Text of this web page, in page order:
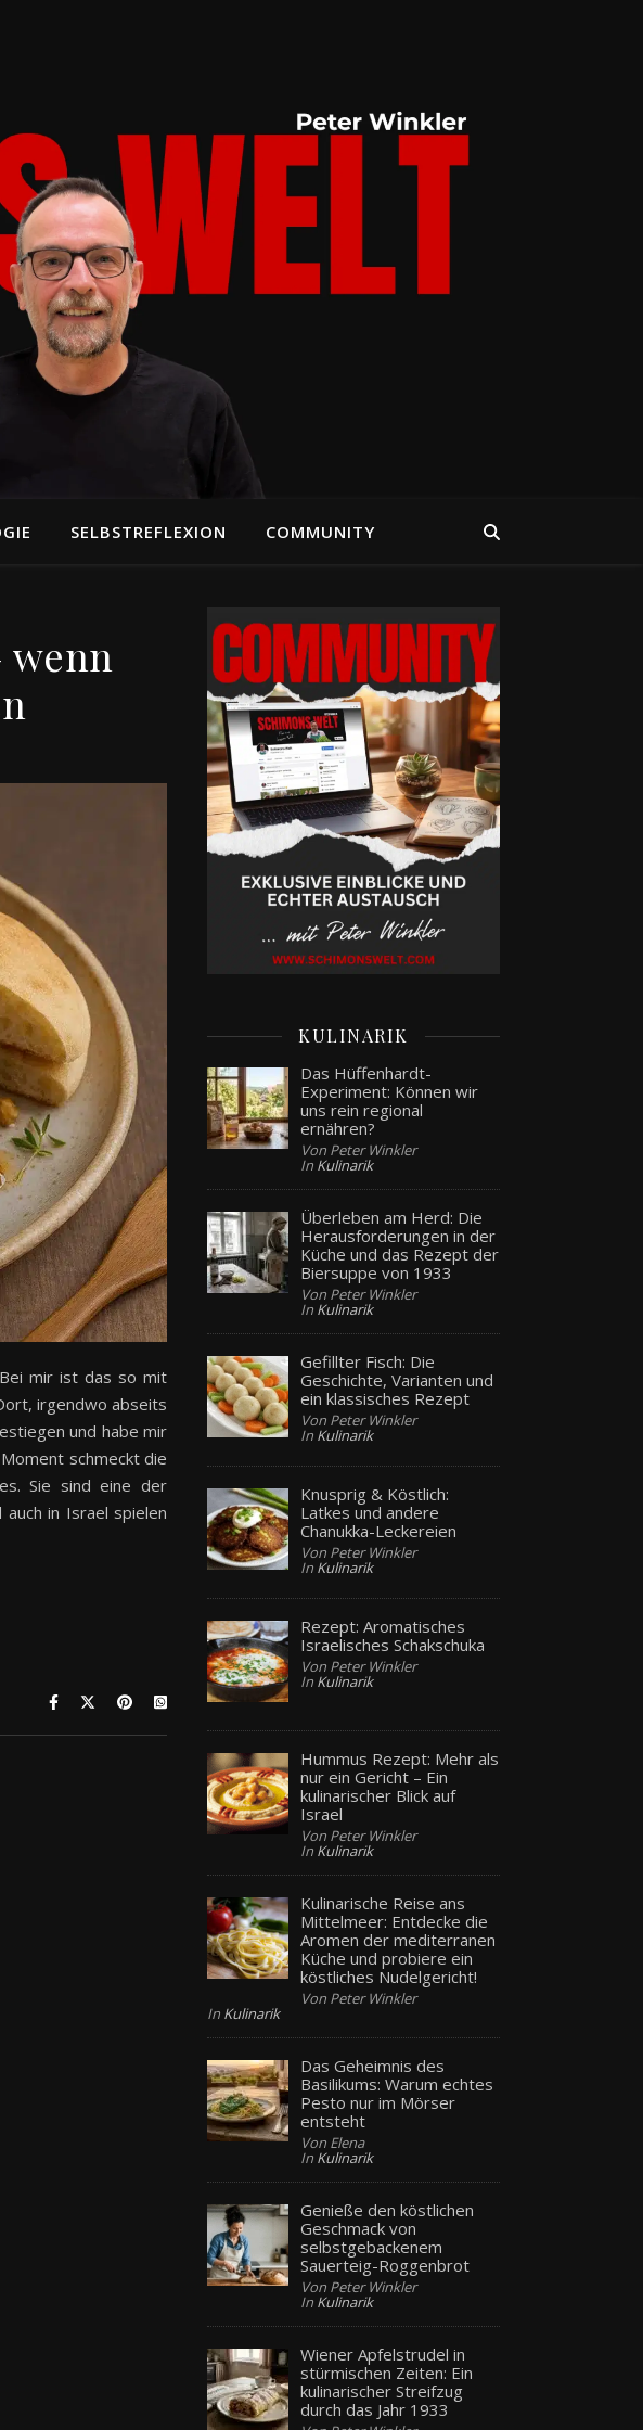
SELBSTREFLEXION COMMUNITY
wenn
mir ist das so mit
irgendwo abseits
und habe mir
schmeckt die
Sie sind eine der
in Israel spielen
KULINARIK
Das Hüffenhardt-
Experiment: Können wir
uns rein regional
ernähren?
Von Peter Winkler
In Kulinarik
Überleben am Herd: Die
Herausforderungen in der
Küche und das Rezept der
Biersuppe von 1933
Von Peter Winkler
In Kulinarik
Gefillter Fisch: Die
Geschichte, Varianten und
ein klassisches Rezept
Von Peter Winkler
In Kulinarik
Knusprig & Köstlich:
Latkes und andere
Chanukka-Leckereien
Von Peter Winkler
In Kulinarik
Rezept: Aromatisches
Israelisches Schakschuka
Von Peter Winkler
In Kulinarik
Hummus Rezept: Mehr als
nur ein Gericht – Ein
kulinarischer Blick auf
Israel
Von Peter Winkler
In Kulinarik
Kulinarische Reise ans
Mittelmeer: Entdecke die
Aromen der mediterranen
Küche und probiere ein
köstliches Nudelgericht!
Von Peter Winkler
In Kulinarik
Das Geheimnis des
Basilikums: Warum echtes
Pesto nur im Mörser
entsteht
Von Elena
In Kulinarik
Genieße den köstlichen
Geschmack von
selbstgebackenem
Sauerteig-Roggenbrot
Von Peter Winkler
In Kulinarik
Wiener Apfelstrudel in
stürmischen Zeiten: Ein
kulinarischer Streifzug
durch das Jahr 1933